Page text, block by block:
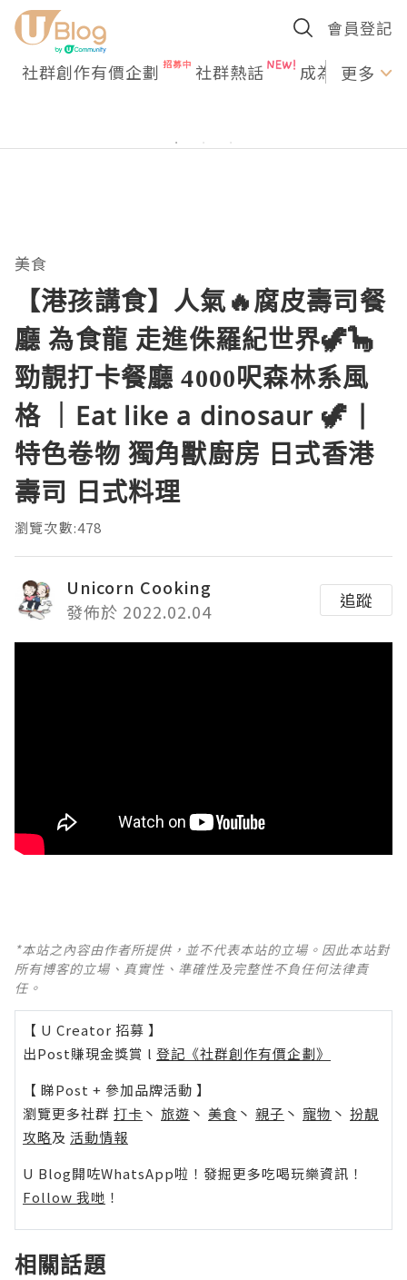
會員登記
社群創作有價企劃 社群熱話 成為U更多
美食
【港孩講食】人氣🔥腐皮壽司餐
廳 為食龍 走進侏羅紀世界🦖🦕
勁靚打卡餐廳 4000呎森林系風
格 ｜Eat like a dinosaur 🦖 |
特色卷物 獨角獸廚房 日式香港
壽司 日式料理
瀏覽次數:478
Unicorn Cooking
發佈於 2022.02.04
追蹤
*本站之內容由作者所提供，並不代表本站的立場。因此本站對
所有博客的立場、真實性、準確性及完整性不負任何法律責
任。
【 U Creator 招募 】
出Post賺現金獎賞 l 登記《社群創作有價企劃》
【 睇Post + 參加品牌活動 】
瀏覽更多社群 打卡 丶 旅遊 丶 美食 丶 親子 丶 寵物 丶 扮靚
攻略及 活動情報
U Blog開咗WhatsApp啦！發掘更多吃喝玩樂資訊！
Follow 我哋 ！
相關話題